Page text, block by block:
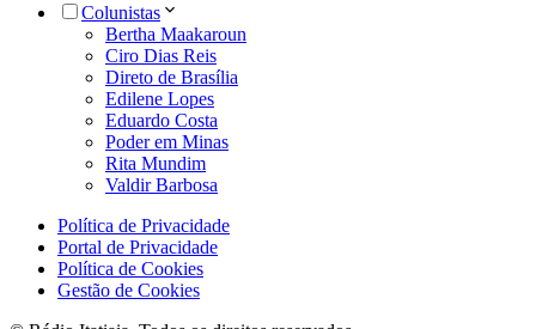
Colunistas
Bertha Maakaroun
Ciro Dias Reis
Direto de Brasília
Edilene Lopes
Eduardo Costa
Poder em Minas
Rita Mundim
Valdir Barbosa
Política de Privacidade
Portal de Privacidade
Política de Cookies
Gestão de Cookies